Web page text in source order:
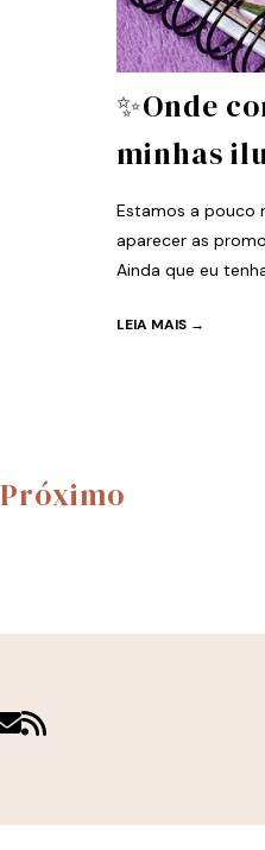
✨Onde
minhas
Estamos a pouco
aparecer as
Ainda que eu
LEIA MAIS →
Próximo